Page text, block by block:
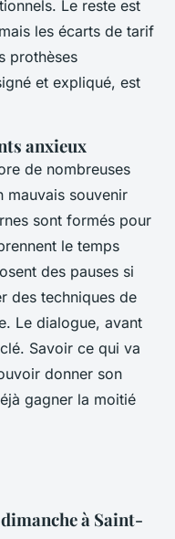
Le reste est
les écarts de tarif
prothèses
et expliqué, est
anxieux
de nombreuses
mauvais souvenir
sont formés pour
le temps
des pauses si
des techniques de
Le dialogue, avant
Savoir ce qui va
donner son
gagner la moitié
à Saint-